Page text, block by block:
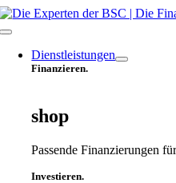
Zum
Inhalt
Toggle
NavigationDienstleistungen
Finanzieren.
shop
Passende Finanzierungen
Investieren.